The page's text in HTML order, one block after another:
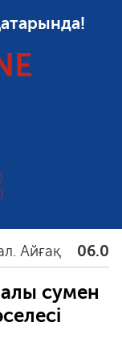
сумен